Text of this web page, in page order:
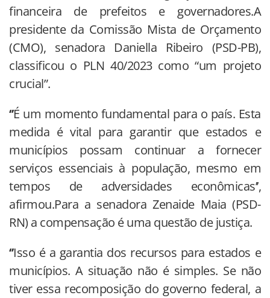
financeira de prefeitos e governadores.A
presidente da Comissão Mista de Orçamento
(CMO), senadora Daniella Ribeiro (PSD-PB),
classificou o PLN 40/2023 como “um projeto
crucial”.
‘’É um momento fundamental para o país. Esta
medida é vital para garantir que estados e
municípios possam continuar a fornecer
serviços essenciais à população, mesmo em
tempos de adversidades econômicas’’,
afirmou.Para a senadora Zenaide Maia (PSD-
RN) a compensação é uma questão de justiça.
‘’Isso é a garantia dos recursos para estados e
municípios. A situação não é simples. Se não
tiver essa recomposição do governo federal, a